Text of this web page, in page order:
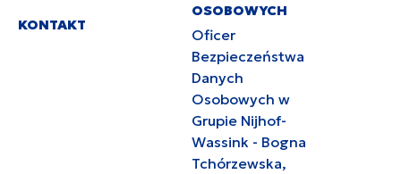
KONTAKT
OSOBOWYCH
Oficer
Bezpieczeństwa
Danych
Osobowych w
Grupie Nijhof-
Wassink - Bogna
Tchórzewska,